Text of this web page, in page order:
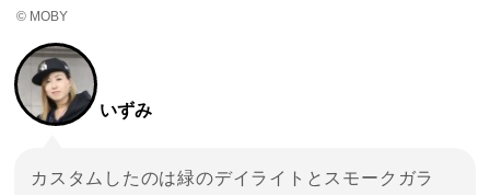
© MOBY
いずみ
カスタムしたのは緑のデイライトとスモークガラ